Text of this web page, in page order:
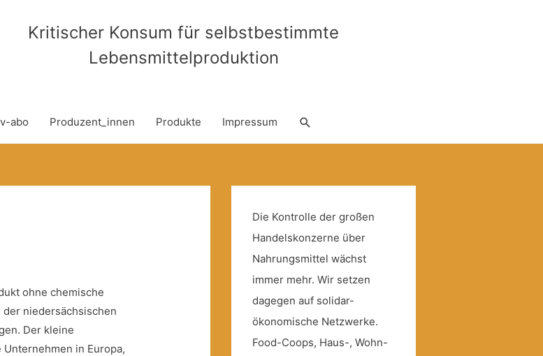
Kritischer Konsum für selbstbestimmte
Lebensmittelproduktion
abo Produzent_innen Produkte Impressum Suche
ohne chemische
der niedersächsischen
Der kleine
in Europa,
Die Kontrolle der großen
Handelskonzerne über
Nahrungsmittel wächst
immer mehr. Wir setzen
dagegen auf solidar-
ökonomische Netzwerke.
Food-Coops, Haus-, Wohn-